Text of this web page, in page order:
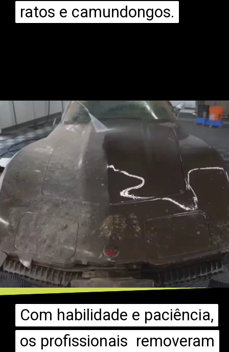
ratos e camundongos.
ratos e camundongos.
Opening https://mundofixa.com.br/abandonado-por-34-anos-raro-chevrolet-corvette-1974-e-resgatado/
Com habilidade e paciência,
os profissionais removeram
Com habilidade e paciência,
os profissionais removeram